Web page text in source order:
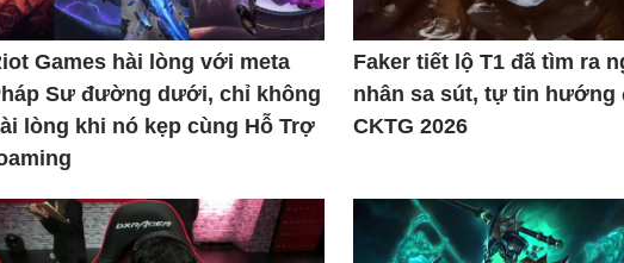
Games hài lòng với meta
Sư đường dưới, chỉ không
lòng khi nó kẹp cùng Hỗ Trợ
Faker tiết lộ T1 đã tìm ra
nhân sa sút, tự tin hướng
CKTG 2026